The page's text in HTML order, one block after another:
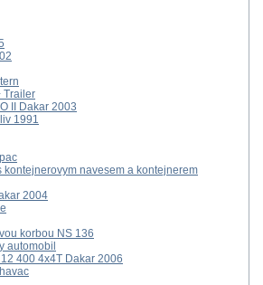
Trailer
II Dakar 2003
1991
kontejnerovym navesem a kontejnerem
2004
korbou NS 136
automobil
400 4x4T Dakar 2006